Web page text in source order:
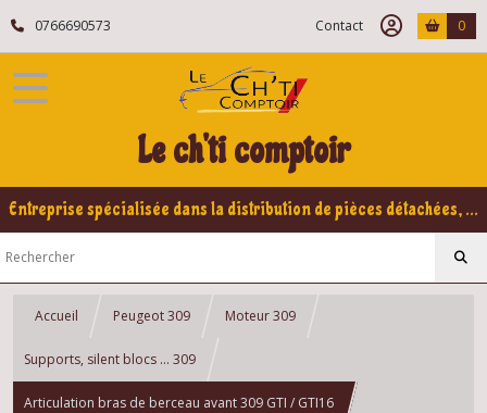
0766690573 Contact 0
Le ch'ti comptoir
Entreprise spécialisée dans la distribution de pièces détachées, refabrication pour voitures Yountimers Peugeot 205 GTI, 309 GTI - GTI16
Accueil Peugeot 309 Moteur 309
Supports, silent blocs ... 309
Articulation bras de berceau avant 309 GTI / GTI16